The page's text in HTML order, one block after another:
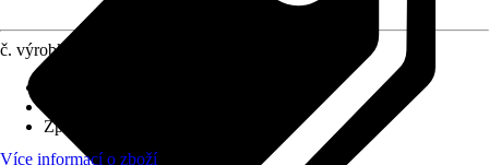
č. výrobku
Způsob upevnění
Více informací o zboží